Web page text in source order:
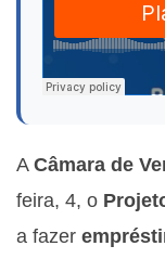
ACâmara de
feira, 4, o
a fazer